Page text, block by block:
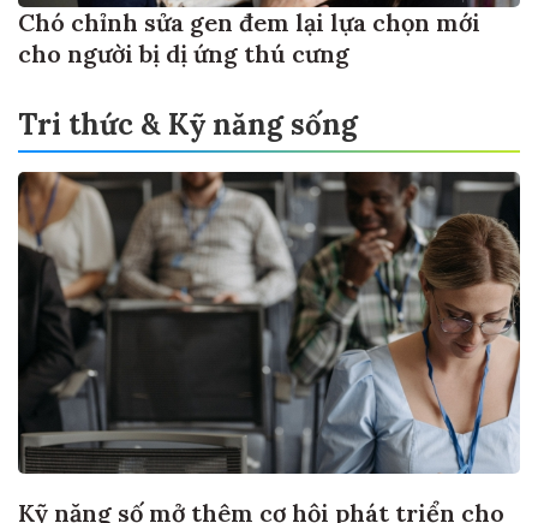
Chó chỉnh sửa gen đem lại lựa chọn mới
cho người bị dị ứng thú cưng
Tri thức & Kỹ năng sống
Kỹ năng số mở thêm cơ hội phát triển cho